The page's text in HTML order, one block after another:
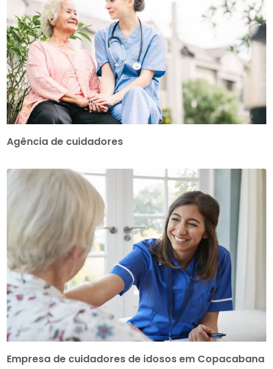
Agência de cuidadores
Empresa de cuidadores de idosos em Copacabana